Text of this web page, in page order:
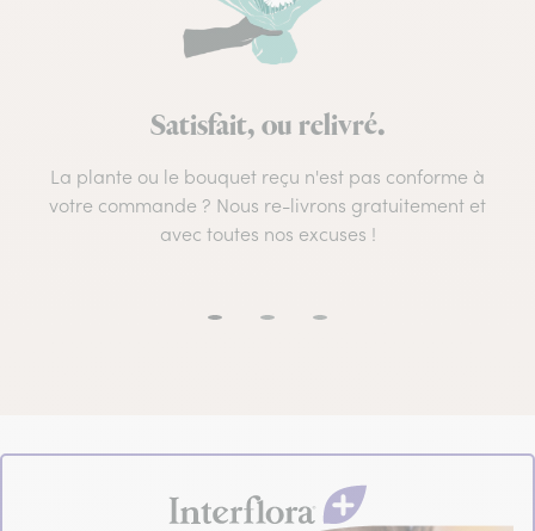
Satisfait, ou relivré.
La plante ou le bouquet reçu n'est pas conforme à
votre commande ? Nous re-livrons gratuitement et
avec toutes nos excuses !